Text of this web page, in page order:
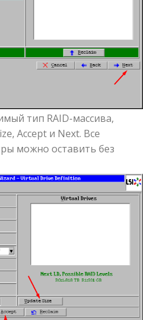
тип RAID-массива,
Accept и Next. Все
можно оставить без